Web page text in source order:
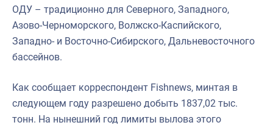
Укрепление духовно-нравственных ценностей
События в России и мире
ОДУ – традиционно для Северного, Западного,
Азово-Черноморского, Волжско-Каспийского,
Западно- и Восточно-Сибирского, Дальневосточного
бассейнов.
Как сообщает корреспондент Fishnews, минтая в
следующем году разрешено добыть 1837,02 тыс.
тонн. На нынешний год лимиты вылова этого